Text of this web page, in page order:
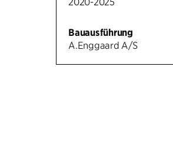
Bauausführung
A.Enggaard A/S